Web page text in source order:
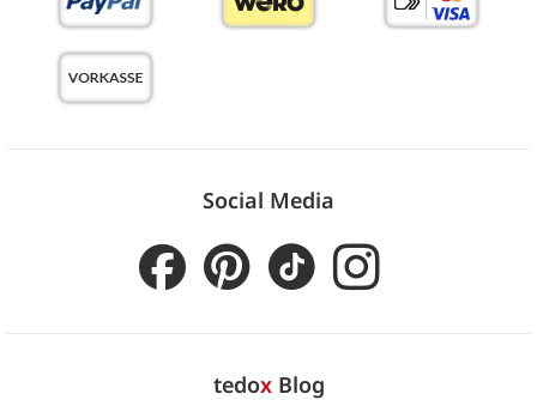
Social Media
tedoxBlog